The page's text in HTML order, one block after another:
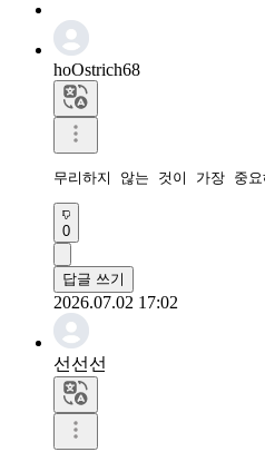
hoOstrich68
무리하지 않는 것이 가장 중
0
답글 쓰기
2026.07.02 17:02
선선선